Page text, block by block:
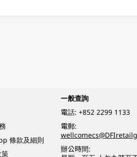
條款及細則
一般查詢
電話: +852 2299 1133
電郵:
辦公時間: